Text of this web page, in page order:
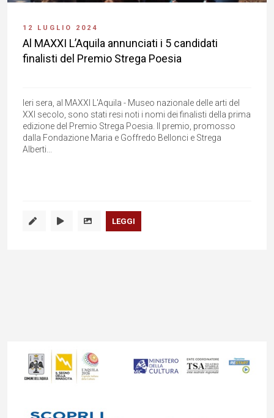
12 LUGLIO 2024
Al MAXXI L’Aquila annunciati i 5 candidati
finalisti del Premio Strega Poesia
Ieri sera, al MAXXI L'Aquila - Museo nazionale delle arti del
XXI secolo, sono stati resi noti i nomi dei finalisti della prima
edizione del Premio Strega Poesia. Il premio, promosso
dalla Fondazione Maria e Goffredo Bellonci e Strega
Alberti...
LEGGI